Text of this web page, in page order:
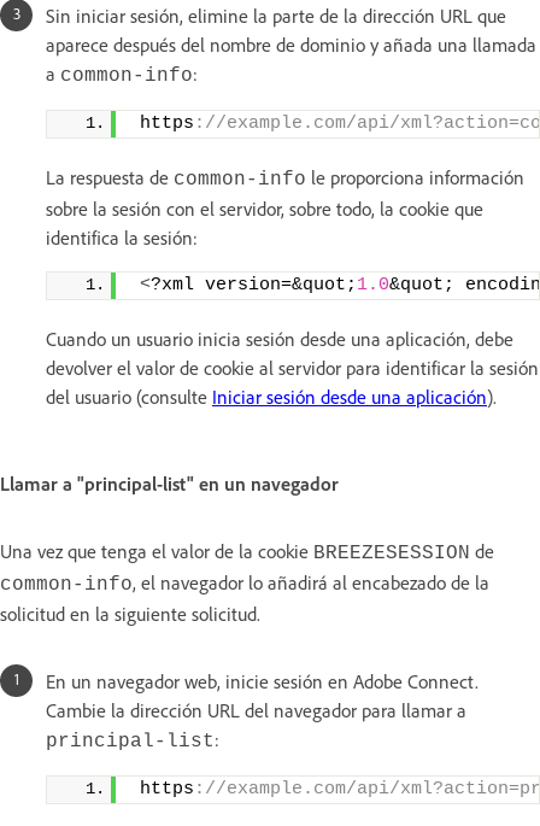
Sin iniciar sesión, elimine la parte de la dirección URL que
aparece después del nombre de dominio y añada una llamada
a common-info:
https ://example.com/api/
La respuesta de common-info le proporciona información
sobre la sesión con el servidor, sobre todo, la cookie que
identifica la sesión:
<?xml version=&quot; 1.0&quot;
Cuando un usuario inicia sesión desde una aplicación, debe
devolver el valor de cookie al servidor para identificar la sesión
del usuario (consulte Iniciar sesión desde una aplicación).
Llamar a "principal-list" en un navegador
Una vez que tenga el valor de la cookie BREEZESESSION de
common-info, el navegador lo añadirá al encabezado de la
solicitud en la siguiente solicitud.
En un navegador web, inicie sesión en Adobe Connect.
Cambie la dirección URL del navegador para llamar a
principal-list:
https ://example.com/api/